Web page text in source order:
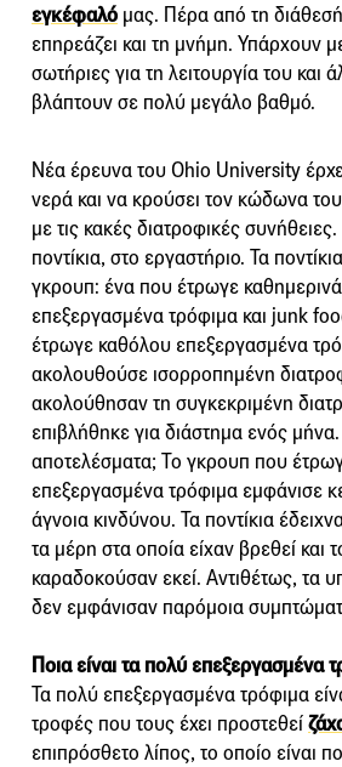
εγκέφαλό μας. Πέρα από τη
επηρεάζει και τη μνήμη. Υπάρχουν
σωτήριες για τη λειτουργία του και
βλάπτουν σε πολύ μεγάλο βαθμό.
Νέα έρευνα του Ohio University
νερά και να κρούσει τον κώδωνα
με τις κακές διατροφικές
ποντίκια, στο εργαστήριο. Τα
γκρουπ: ένα που έτρωγε
επεξεργασμένα τρόφιμα και junk
έτρωγε καθόλου επεξεργασμένα
ακολουθούσε ισορροπημένη
ακολούθησαν τη συγκεκριμένη
επιβλήθηκε για διάστημα ενός μήνα.
αποτελέσματα; Το γκρουπ που
επεξεργασμένα τρόφιμα εμφάνισε
άγνοια κινδύνου. Τα ποντίκια
τα μέρη στα οποία είχαν βρεθεί και
καραδοκούσαν εκεί. Αντιθέτως, τα
δεν εμφάνισαν παρόμοια
Ποια είναι τα πολύ επεξεργασμένα
Τα πολύ επεξεργασμένα τρόφιμα
τροφές που τους έχει προστεθεί
επιπρόσθετο λίπος, το οποίο είναι